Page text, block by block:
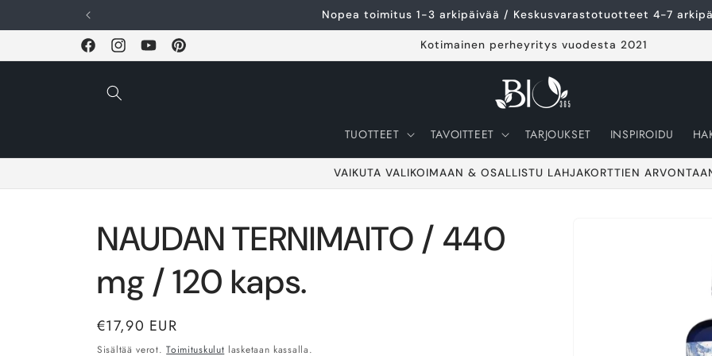
Nopea toimitus 1-3 arkipäivää / Keskusvarastotuotteet 4-7
FacebookInstagramYouTubePinterest
Kotimainen perheyritys vuodesta 2021
TUOTTEET TAVOITTEET TARJOUKSET INSPIROIDU
VAIKUTA VALIKOIMAAN & OSALLISTU LAHJAKORTTIEN
NAUDAN TERNIMAITO / 440
mg / 120 kaps.
Normaalihinta
€17,90 EUR
Sisältää verot.Toimituskulut lasketaan kassalla.